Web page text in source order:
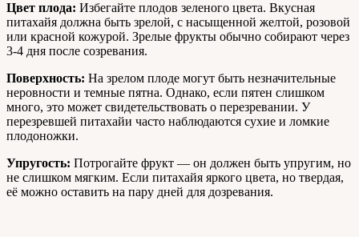
Цвет плода: Избегайте плодов зеленого цвета. Вкусная
питахайя должна быть зрелой, с насыщенной желтой, розовой
или красной кожурой. Зрелые фрукты обычно собирают через
3-4 дня после созревания.
Поверхность: На зрелом плоде могут быть незначительные
неровности и темные пятна. Однако, если пятен слишком
много, это может свидетельствовать о перезревании. У
перезревшей питахайи часто наблюдаются сухие и ломкие
плодоножки.
Упругость: Потрогайте фрукт — он должен быть упругим, но
не слишком мягким. Если питахайя яркого цвета, но твердая,
её можно оставить на пару дней для дозревания.